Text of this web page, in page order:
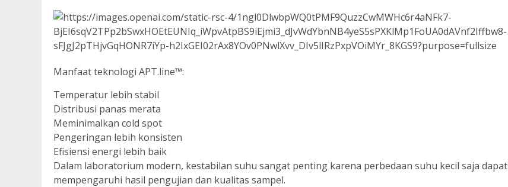
Manfaat teknologi APT.line™:
Temperatur lebih stabil
Distribusi panas merata
Meminimalkan cold spot
Pengeringan lebih konsisten
Efisiensi energi lebih baik
Dalam laboratorium modern, kestabilan suhu sangat penting karena perbedaan suhu kecil saja dapat
mempengaruhi hasil pengujian dan kualitas sampel.